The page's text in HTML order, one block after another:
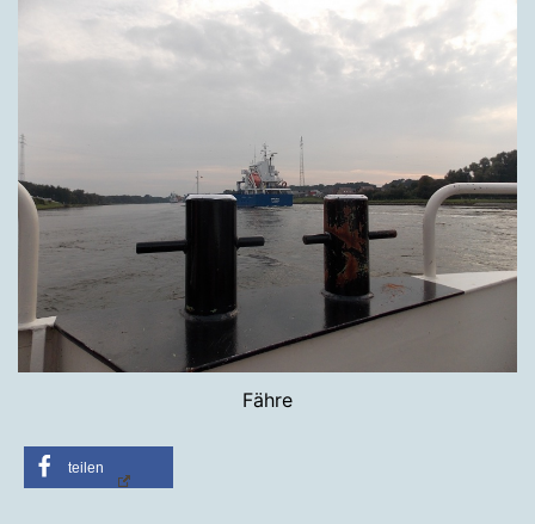
Fähre
teilen